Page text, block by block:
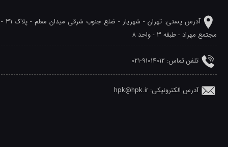
آدرس پستی: تهران - شهريار - ضلع جنوب شرقی میدان معلم - پلاک 31 -
مجتمع مهراد - طبقه 3 - واحد 8
تلفن‌ تماس: 91014012-021
آدرس الکترونیکی: hpk@hpk.ir